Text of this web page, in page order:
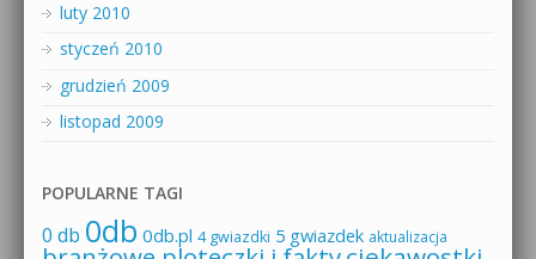
luty 2010
styczeń 2010
grudzień 2009
listopad 2009
POPULARNE TAGI
0 db 0db 0db.pl 4 gwiazdki 5 gwiazdek aktualizacja